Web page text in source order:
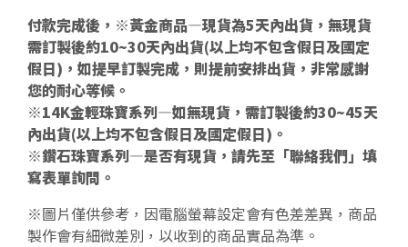
付款完成後，※黃金商品—現貨為5天內出貨，無現貨
需訂製後約10~30天內出貨(以上均不包含假日及國定
假日)，如提早訂製完成，則提前安排出貨，非常感謝
您的耐心等候。
※14K金輕珠寶系列—如無現貨，需訂製後約30~45天
內出貨(以上均不包含假日及國定假日)。
※鑽石珠寶系列—是否有現貨，請先至「聯絡我們」填
寫表單詢問。
※圖片僅供參考，因電腦螢幕設定會有色差差異，商品
製作會有細微差別，以收到的商品實品為準。